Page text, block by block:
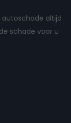
autoschade altijd
schade voor u